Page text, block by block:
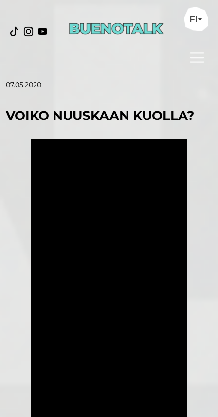
FI
07.05.2020
VOIKO NUUSKAAN KUOLLA?